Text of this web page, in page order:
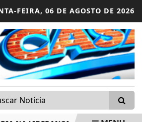
FEIRA, 06 DE AGOSTO DE 2026